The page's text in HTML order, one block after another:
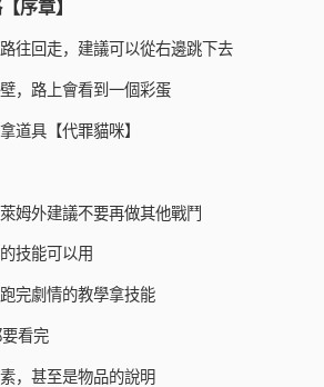
序章】
往回走，建議可以從右邊跳下去
，路上會看到一個彩蛋
道具【代罪貓咪】
姆外建議不要再做其他戰鬥
技能可以用
完劇情的教學拿技能
看完
，甚至是物品的說明